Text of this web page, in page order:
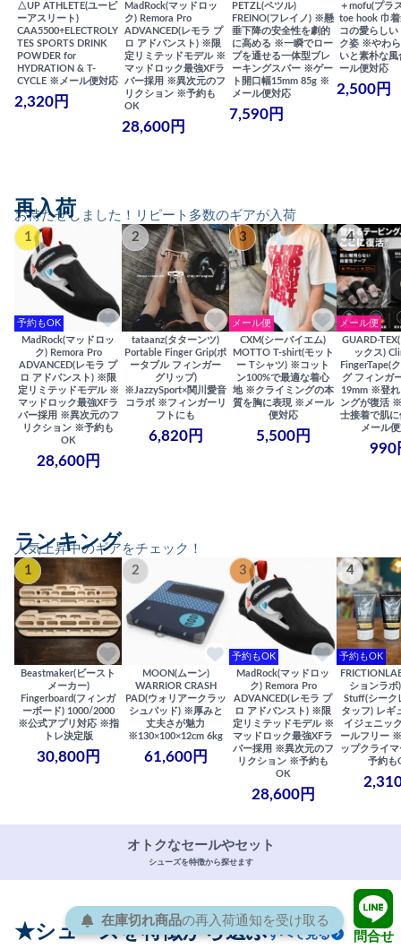
問合せ
△UP ATHLETE(ユーピ
ーアスリート)
CAA5500+ELECTROLY
TES SPORTS DRINK
POWDER for
HYDRATION & T-
CYCLE ※メール便対応
2,320円
MadRock(マッドロッ
ク) Remora Pro
ADVANCED(レモラ プ
ロ アドバンスト) ※限
定リミテッドモデル ※
マッドロック最強XFラ
バー採用 ※異次元のフ
リクション ※予約も
OK
28,600円
PETZL(ペツル)
FREINO(フレイノ) ※懸
垂下降の安全性を劇的
に高める ※一瞬でロー
プを通せる一体型ブレ
ーキングスパー ※ゲー
ト開口幅15mm 85g ※
メール便対応
7,590円
＋mofu(プラ
toe hook 巾
コの愛らしい
ク姿 ※やわ
いと素朴な
ール便対応
2,500円
お待たせしました！リピート多数のギアが入荷
再入荷
1
予約もOK
MadRock(マッドロッ
ク) Remora Pro
ADVANCED(レモラ プ
ロ アドバンスト) ※限
定リミテッドモデル ※
マッドロック最強XFラ
バー採用 ※異次元のフ
リクション ※予約も
OK
28,600円
2
tataanz(タターンツ)
Portable Finger Grip(ポ
ータブル フィンガー
グリップ)
※JazzySport×関川愛音
コラボ ※フィンガーリ
フトにも
6,820円
3
メール便
CXM(シーバイエム)
MOTTO T-shirt(モット
ー Tシャツ) ※コット
ン100%で最適な着心
地 ※クライミングの本
質を胸に表現 ※メール
便対応
5,500円
4
メール便
GUARD-
ックス)
FingerTape(
グ フィンガ
19mm ※登れ
ングが復活
士接着で肌
メール
990
人気上昇中のギアをチェック！
ランキング
1
Beastmaker(ビースト
メーカー)
Fingerboard(フィンガ
ーボード) 1000/2000
※公式アプリ対応 ※指
トレ決定版
30,800円
2
MOON(ムーン)
WARRIOR CRASH
PAD(ウォリアークラッ
シュパッド) ※厚みと
丈夫さが魅力
※130×100×12cm 6kg
61,600円
3
予約もOK
MadRock(マッドロッ
ク) Remora Pro
ADVANCED(レモラ プ
ロ アドバンスト) ※限
定リミテッドモデル ※
マッドロック最強XFラ
バー採用 ※異次元のフ
リクション ※予約も
OK
28,600円
4
予約もOK
ションラボ
Stuff(シーク
タッフ) レギ
イジェニッ
ールフリー
ップクライ
予約も
オトクなセールやセット
シューズを特徴から探せます
★シューズを特徴から選ぶすべて見る
在庫切れ商品の再入荷通知を受け取る